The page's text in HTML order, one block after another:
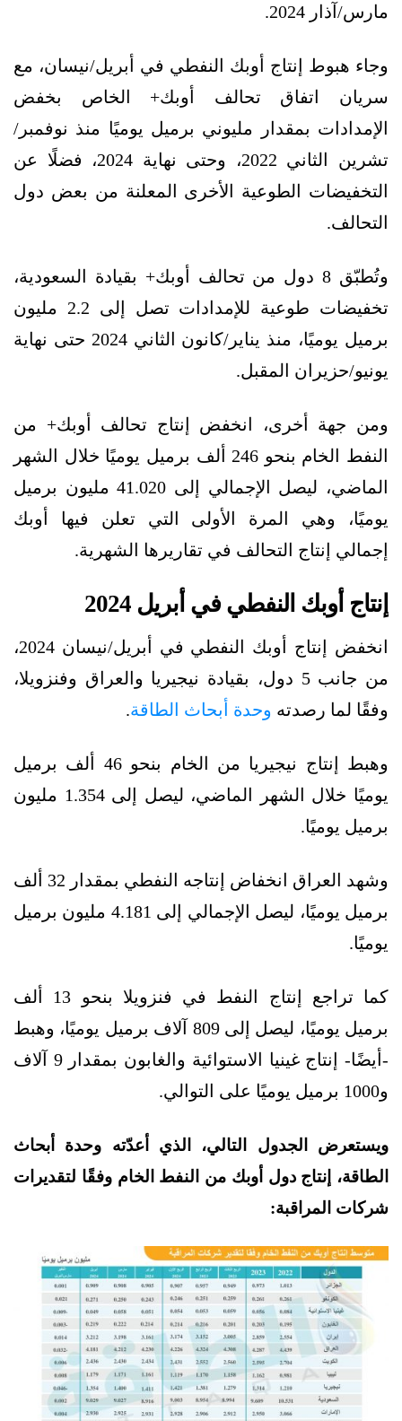
مارس/آذار 2024.
وجاء هبوط إنتاج أوبك النفطي في أبريل/نيسان، مع
سريان اتفاق تحالف أوبك+ الخاص بخفض
الإمدادات بمقدار مليوني برميل يوميًا منذ نوفمبر/
تشرين الثاني 2022، وحتى نهاية 2024، فضلًا عن
التخفيضات الطوعية الأخرى المعلنة من بعض دول
التحالف.
وتُطبّق 8 دول من تحالف أوبك+ بقيادة السعودية،
تخفيضات طوعية للإمدادات تصل إلى 2.2 مليون
برميل يوميًا، منذ يناير/كانون الثاني 2024 حتى نهاية
يونيو/حزيران المقبل.
ومن جهة أخرى، انخفض إنتاج تحالف أوبك+ من
النفط الخام بنحو 246 ألف برميل يوميًا خلال الشهر
الماضي، ليصل الإجمالي إلى 41.020 مليون برميل
يوميًا، وهي المرة الأولى التي تعلن فيها أوبك
إجمالي إنتاج التحالف في تقاريرها الشهرية.
إنتاج أوبك النفطي في أبريل 2024
انخفض إنتاج أوبك النفطي في أبريل/نيسان 2024،
من جانب 5 دول، بقيادة نيجيريا والعراق وفنزويلا،
وفقًا لما رصدته وحدة أبحاث الطاقة.
وهبط إنتاج نيجيريا من الخام بنحو 46 ألف برميل
يوميًا خلال الشهر الماضي، ليصل إلى 1.354 مليون
برميل يوميًا.
وشهد العراق انخفاض إنتاجه النفطي بمقدار 32 ألف
برميل يوميًا، ليصل الإجمالي إلى 4.181 مليون برميل
يوميًا.
كما تراجع إنتاج النفط في فنزويلا بنحو 13 ألف
برميل يوميًا، ليصل إلى 809 آلاف برميل يوميًا، وهبط
-أيضًا- إنتاج غينيا الاستوائية والغابون بمقدار 9 آلاف
و1000 برميل يوميًا على التوالي.
ويستعرض الجدول التالي، الذي أعدّته وحدة أبحاث
الطاقة، إنتاج دول أوبك من النفط الخام وفقًا لتقديرات
شركات المراقبة: